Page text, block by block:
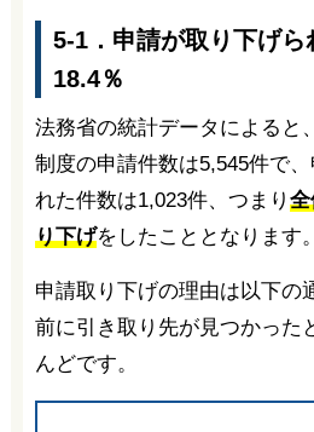
5-1．申請が取り下げ
18.4％
法務省の統計データによると
制度の申請件数は5,545件で
れた件数は1,023件、つまり
り下げをしたこととなります。
申請取り下げの理由は以下の
前に引き取り先が見つかった
んどです。